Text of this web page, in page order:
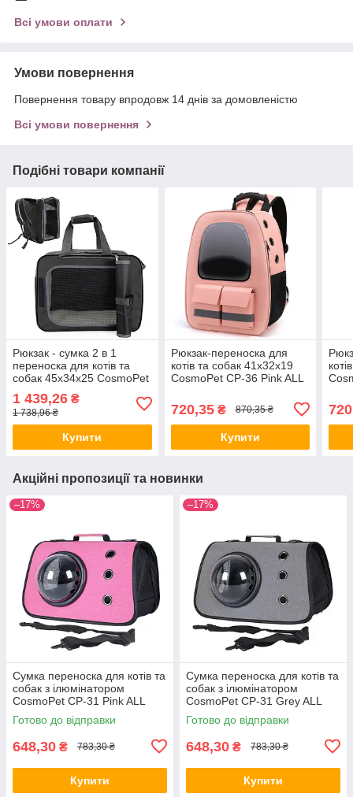
Всі умови оплати
Умови повернення
Повернення товару впродовж 14 днів за домовленістю
Всі умови повернення
Подібні товари компанії
Рюкзак - сумка 2 в 1
переноска для котів та
собак 45х34х25 CosmoPet
+ 6678
1 439,26 ₴
1 738,96 ₴
Купити
Рюкзак-переноска для
котів та собак 41х32х19
CosmoPet CP-36 Pink ALL
720,35₴ 870,35 ₴
Купити
Акційні пропозиції та новинки
–17%
Сумка переноска для котів та
собак з ілюмінатором
CosmoPet CP-31 Pink ALL
Качество + 3139
Готово до відправки
648,30 ₴ 783,30 ₴
Купити
–17%
Сумка переноска для котів та
собак з ілюмінатором
CosmoPet CP-31 Grey ALL
Качество + 3140
Готово до відправки
648,30 ₴ 783,30 ₴
Купити